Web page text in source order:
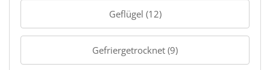
Geflügel (12)
Gefriergetrocknet (9)